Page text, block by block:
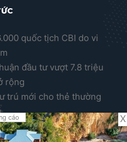
quốc tịch CBI do vi
đầu tư vượt 7.8 triệu
rộng
trú mới cho thẻ thường
cáo X